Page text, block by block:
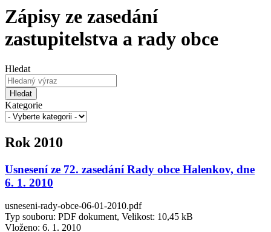
Zápisy ze zasedání
zastupitelstva a rady obce
Hledat
Hledat
Kategorie
Rok 2010
Usnesení ze 72. zasedání Rady obce Halenkov, dne
6. 1. 2010
usneseni-rady-obce-06-01-2010.pdf
Typ souboru: PDF dokument, Velikost: 10,45 kB
Vloženo: 6. 1. 2010